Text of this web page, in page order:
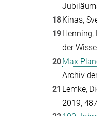
18Kinas,
19
der
20Max
Archiv
21 Lemke,
2019,